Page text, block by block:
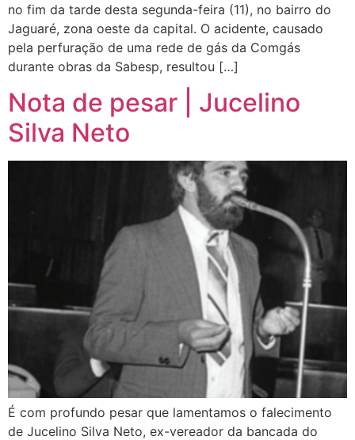
no fim da tarde desta segunda-feira (11), no bairro do
Jaguaré, zona oeste da capital. O acidente, causado
pela perfuração de uma rede de gás da Comgás
durante obras da Sabesp, resultou […]
Nota de pesar | Jucelino
Silva Neto
É com profundo pesar que lamentamos o falecimento
de Jucelino Silva Neto, ex-vereador da bancada do